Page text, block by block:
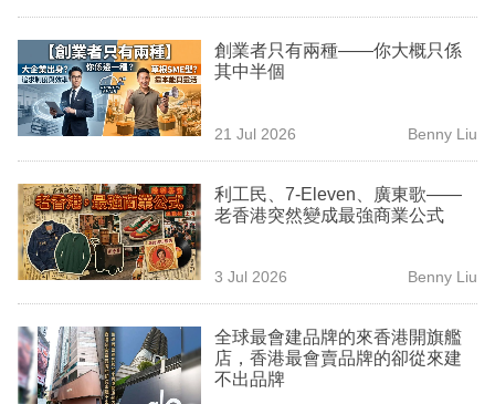
職
場
生
活
時
事
專
訂
閱
創業者只有兩種——你大概只係
其中半個
21 Jul 2026 Benny Liu
利工民、7-Eleven、廣東歌——
老香港突然變成最強商業公式
3 Jul 2026 Benny Liu
全球最會建品牌的來香港開旗艦
店，香港最會賣品牌的卻從來建
不出品牌